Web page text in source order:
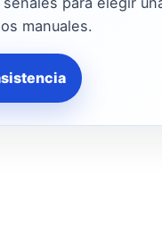
manuales.